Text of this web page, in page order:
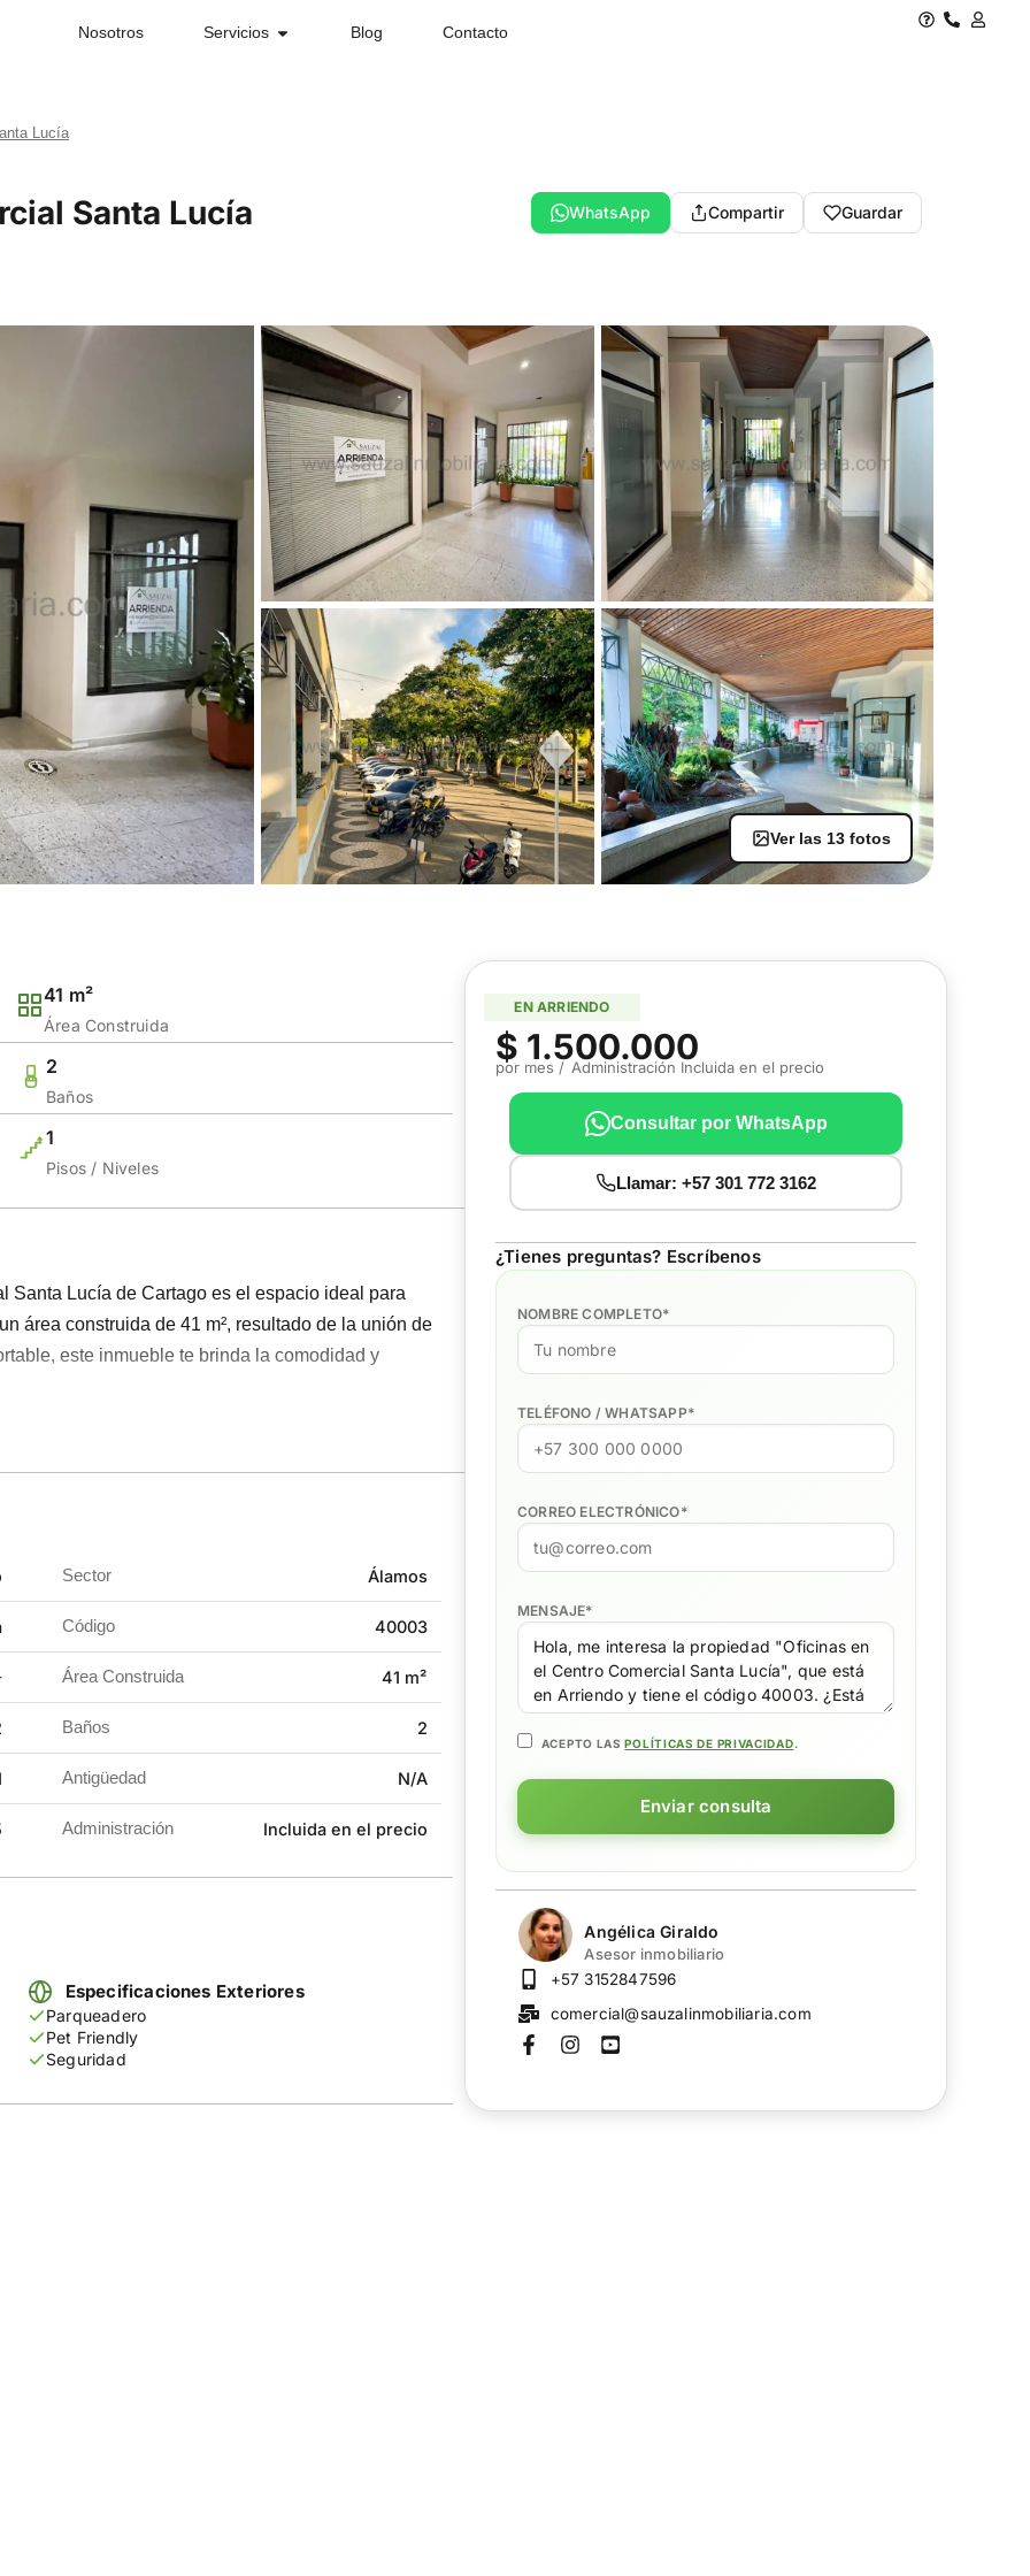
Nosotros Servicios Blog Contacto
Lucía
Santa Lucía WhatsApp Compartir Guardar
Ver las 13 fotos
41 m²
Área Construida
2
Baños
1
Pisos / Niveles
Santa Lucía de Cartago es el espacio ideal para
área construida de 41 m², resultado de la unión de
este inmueble te brinda la comodidad y
para visitantes y vigilancia 24 horas,
además de clínicas, lo que garantiza un flujo
espacio amplio y confortable para cualquier
Panadería, Empresa de envíos y recaudos, Clínicas.
Sector Álamos
Código 40003
Área Construida 41 m²
Baños 2
Antigüedad N/A
Administración Incluida en el precio
Especificaciones Exteriores
Parqueadero
Pet Friendly
Seguridad
EN ARRIENDO
$ 1.500.000
por mes / Administración Incluida en el precio
Consultar por WhatsApp
Llamar: +57 301 772 3162
¿Tienes preguntas? Escríbenos
NOMBRE COMPLETO*
TELÉFONO / WHATSAPP*
CORREO ELECTRÓNICO*
MENSAJE*
ACEPTO LASPOLÍTICAS DE PRIVACIDAD.
Enviar consulta
Angélica Giraldo
Asesor inmobiliario
+57 3152847596
comercial@sauzalinmobiliaria.com